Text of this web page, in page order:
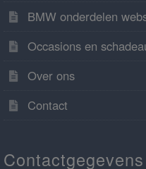
BMW onderdelen
Occasions en
Over ons
Contact
Contactgegevens